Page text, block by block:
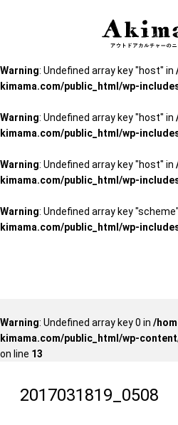
: Undefined array key "scheme"
kimama.com/public_html/wp-
Warning: Undefined array key "host" in
kimama.com/public_html/wp-
Warning: Undefined array key "host" in
kimama.com/public_html/wp-
Warning: Undefined array key "host" in
kimama.com/public_html/wp-
Warning: Undefined array key
kimama.com/public_html/wp-
Warning: Undefined array key 0 in /
kimama.com/public_html/wp-
on line 13
2017031819_0508